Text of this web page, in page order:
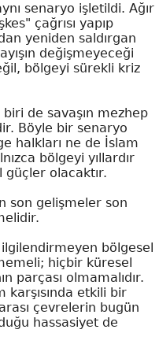
senaryo işletildi. Ağır
çağrısı yapıp
yeniden saldırgan
değişmeyeceği
bölgeyi sürekli kriz
de savaşın mezhep
Böyle bir senaryo
halkları ne de İslam
bölgeyi yıllardır
güçler olacaktır.
son gelişmeler son
bölgesel
hiçbir küresel
parçası olmamalıdır.
karşısında etkili bir
çevrelerin bugün
hassasiyet de